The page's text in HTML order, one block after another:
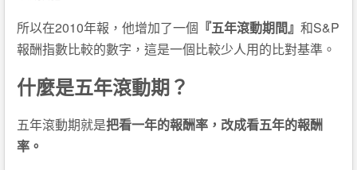
所以在2010年報，他增加了一個 『五年滾動期間』 和S&P
報酬指數比較的數字，這是一個比較少人用的比對基準。
什麼是五年滾動期？
五年滾動期就是把看一年的報酬率，改成看五年的報酬
率。